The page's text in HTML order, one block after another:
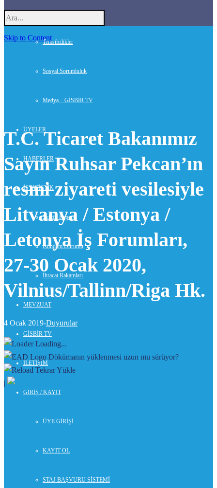
Danışmanlar
Temsilcilikler
Sosyal Sorumluluk
Medya – GİSBİR TV
ÜYELER
HABERLER
İSTATİSTİK
Sektör Raporu
İstihdam Durumu
İhracat Rakamları
MEVZUAT
GİSBİR TV
İLETİŞİM
GİRİŞ / KAYIT
ÜYE GİRİŞİ
KAYIT OL
STAJ BAŞVURU SİSTEMİ
Skip to Content
T.C. Ticaret Bakanımız
Sayın Ruhsar Pekcan’ın
resmi ziyareti vesilesiyle
Litvanya / Estonya /
Letonya İş Forumları,
27-30 Ocak 2020,
Vilnius/Tallinn/Riga Hk.
4 Ocak 2019-Duyurular
Loading...
Dökümanın yüklenmesi uzun mu sürüyor?
Tekrar Yükle
|